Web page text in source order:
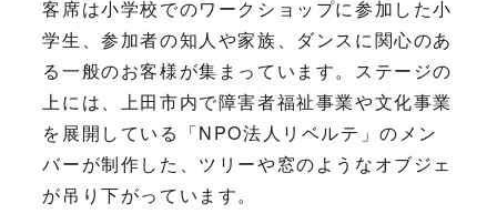
客席は小学校でのワークショップに参加した小
学生、参加者の知人や家族、ダンスに関心のあ
る一般のお客様が集まっています。ステージの
上には、上田市内で障害者福祉事業や文化事業
を展開している「NPO法人リベルテ」のメン
バーが制作した、ツリーや窓のようなオブジェ
が吊り下がっています。